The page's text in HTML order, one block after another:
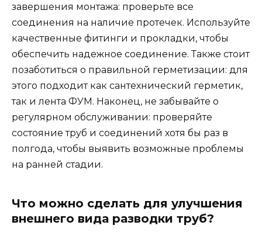
завершения монтажа: проверьте все
соединения на наличие протечек. Используйте
качественные фитинги и прокладки, чтобы
обеспечить надежное соединение. Также стоит
позаботиться о правильной герметизации: для
этого подходит как сантехнический герметик,
так и лента ФУМ. Наконец, не забывайте о
регулярном обслуживании: проверяйте
состояние труб и соединений хотя бы раз в
полгода, чтобы выявить возможные проблемы
на ранней стадии.
Что можно сделать для улучшения
внешнего вида разводки труб?